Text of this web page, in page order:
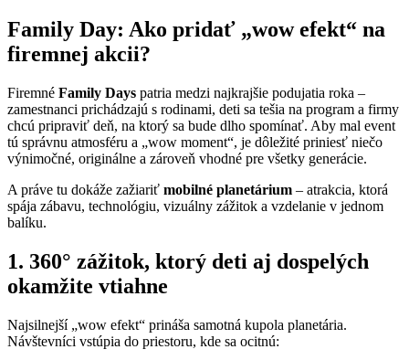
Family Day: Ako pridať „wow efekt“ na
firemnej akcii?
Firemné Family Days patria medzi najkrajšie podujatia roka –
zamestnanci prichádzajú s rodinami, deti sa tešia na program a firmy
chcú pripraviť deň, na ktorý sa bude dlho spomínať. Aby mal event
tú správnu atmosféru a „wow moment“, je dôležité priniesť niečo
výnimočné, originálne a zároveň vhodné pre všetky generácie.
A práve tu dokáže zažiariť mobilné planetárium – atrakcia, ktorá
spája zábavu, technológiu, vizuálny zážitok a vzdelanie v jednom
balíku.
1. 360° zážitok, ktorý deti aj dospelých
okamžite vtiahne
Najsilnejší „wow efekt“ prináša samotná kupola planetária.
Návštevníci vstúpia do priestoru, kde sa ocitnú: